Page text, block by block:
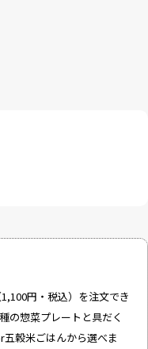
円・税込）を注文でき
の惣菜プレートと具だく
穀米ごはんから選べま